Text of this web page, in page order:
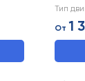
Тип
От 1